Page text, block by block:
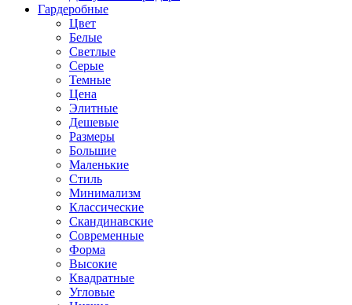
Гардеробные
Цвет
Белые
Светлые
Серые
Темные
Цена
Элитные
Дешевые
Размеры
Большие
Маленькие
Стиль
Минимализм
Классические
Скандинавские
Современные
Форма
Высокие
Квадратные
Угловые